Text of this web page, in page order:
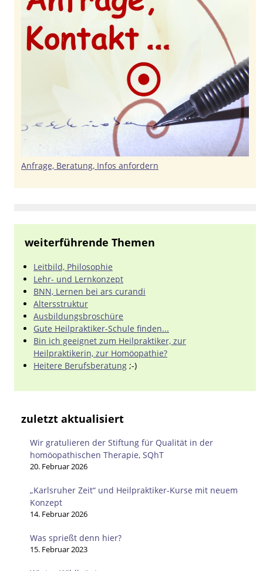
Anfrage, Beratung, Infos anfordern
weiterführende Themen
Leitbild, Philosophie
Lehr- und Lernkonzept
BNN, Lernen bei ars curandi
Altersstruktur
Ausbildungsbroschüre
Gute Heilpraktiker-Schule finden...
Bin ich geeignet zum Heilpraktiker, zur
Heilpraktikerin, zur Homöopathie?
Heitere Berufsberatung ;-)
zuletzt aktualisiert
Wir gratulieren der Stiftung für Qualität in der
homöopathischen Therapie, SQhT
20. Februar 2026
„Karlsruher Zeit“ und Heilpraktiker-Kurse mit neuem
Konzept
14. Februar 2026
Was sprießt denn hier?
15. Februar 2023